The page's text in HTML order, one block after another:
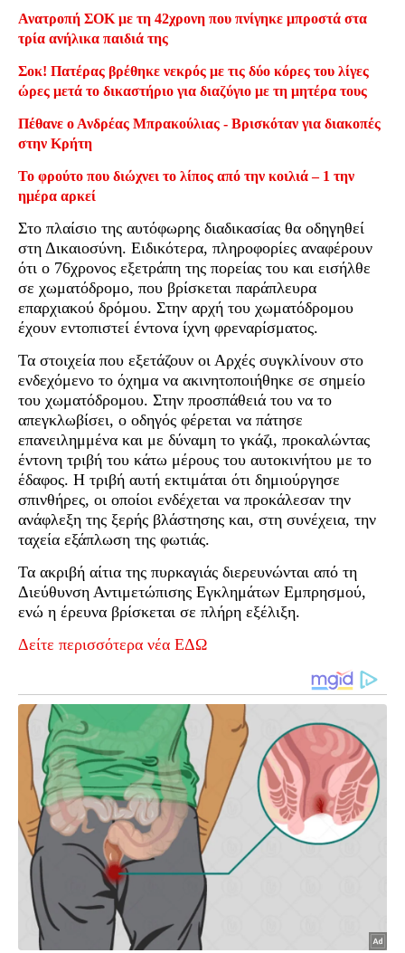
Ανατροπή ΣΟΚ με τη 42χρονη που πνίγηκε μπροστά στα
τρία ανήλικα παιδιά της
Σοκ! Πατέρας βρέθηκε νεκρός με τις δύο κόρες του λίγες
ώρες μετά το δικαστήριο για διαζύγιο με τη μητέρα τους
Πέθανε ο Ανδρέας Μπρακούλιας - Βρισκόταν για διακοπές
στην Κρήτη
Το φρούτο που διώχνει το λίπος από την κοιλιά – 1 την
ημέρα αρκεί
Στο πλαίσιο της αυτόφωρης διαδικασίας θα οδηγηθεί
στη Δικαιοσύνη. Ειδικότερα, πληροφορίες αναφέρουν
ότι ο 76χρονος εξετράπη της πορείας του και εισήλθε
σε χωματόδρομο, που βρίσκεται παράπλευρα
επαρχιακού δρόμου. Στην αρχή του χωματόδρομου
έχουν εντοπιστεί έντονα ίχνη φρεναρίσματος.
Τα στοιχεία που εξετάζουν οι Αρχές συγκλίνουν στο
ενδεχόμενο το όχημα να ακινητοποιήθηκε σε σημείο
του χωματόδρομου. Στην προσπάθειά του να το
απεγκλωβίσει, ο οδηγός φέρεται να πάτησε
επανειλημμένα και με δύναμη το γκάζι, προκαλώντας
έντονη τριβή του κάτω μέρους του αυτοκινήτου με το
έδαφος. Η τριβή αυτή εκτιμάται ότι δημιούργησε
σπινθήρες, οι οποίοι ενδέχεται να προκάλεσαν την
ανάφλεξη της ξερής βλάστησης και, στη συνέχεια, την
ταχεία εξάπλωση της φωτιάς.
Τα ακριβή αίτια της πυρκαγιάς διερευνώνται από τη
Διεύθυνση Αντιμετώπισης Εγκλημάτων Εμπρησμού,
ενώ η έρευνα βρίσκεται σε πλήρη εξέλιξη.
Δείτε περισσότερα νέα ΕΔΩ